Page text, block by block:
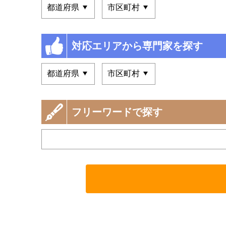
対応エリアから専門家を探す
フリーワードで探す